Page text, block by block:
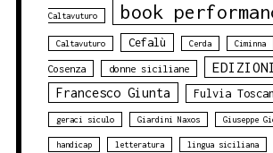
Caltavuturo book
Caltavuturo Cefalù Cerda Ciminna
Cosenza donne siciliane
Francesco Giunta Fulvia
geraci siculo Giardini Naxos Giuseppe
handicap letteratura lingua siciliana